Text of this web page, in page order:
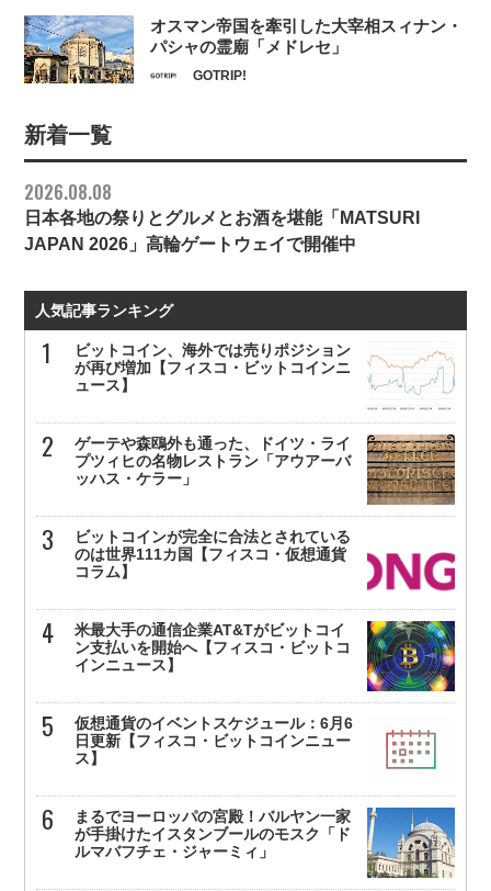
オスマン帝国を牽引した大宰相スィナン・
パシャの霊廟「メドレセ」
GOTRIP!
新着一覧
2026.08.08
日本各地の祭りとグルメとお酒を堪能「MATSURI
JAPAN 2026」高輪ゲートウェイで開催中
人気記事ランキング
ビットコイン、海外では売りポジション
が再び増加【フィスコ・ビットコインニ
ュース】
ゲーテや森鴎外も通った、ドイツ・ライ
プツィヒの名物レストラン「アウアーバ
ッハス・ケラー」
ビットコインが完全に合法とされている
のは世界111カ国【フィスコ・仮想通貨
コラム】
米最大手の通信企業AT&Tがビットコイ
ン支払いを開始へ【フィスコ・ビットコ
インニュース】
仮想通貨のイベントスケジュール：6月6
日更新【フィスコ・ビットコインニュー
ス】
まるでヨーロッパの宮殿！バルヤン一家
が手掛けたイスタンブールのモスク「ド
ルマバフチェ・ジャーミィ」